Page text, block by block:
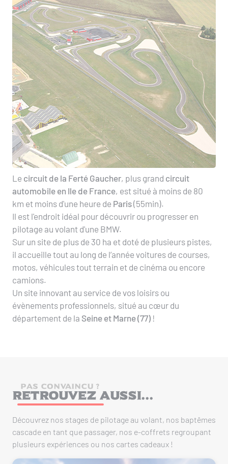
Le circuit de la Ferté Gaucher, plus grand circuit
automobile en Ile de France, est situé à moins de 80
km et moins d'une heure de Paris(55min).
Il est l'endroit idéal pour découvrir ou progresser en
pilotage au volant d'une BMW.
Sur un site de plus de 30 ha et doté de plusieurs pistes,
il accueille tout au long de l’année voitures de courses,
motos, véhicules tout terrain et de cinéma ou encore
camions.
Un site innovant au service de vos loisirs ou
évènements professionnels, situé au cœur du
département de la Seine et Marne (77) !
PAS CONVAINCU ?
Retrouvez aussi...
Découvrez nos stages de pilotage au volant, nos baptêmes
cascade en tant que passager, nos e-coffrets regroupant
plusieurs expériences ou nos cartes cadeaux !